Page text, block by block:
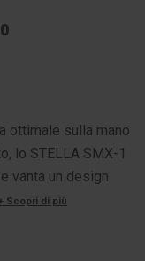
ottimale sulla mano
lo STELLA SMX-1
vanta un design
Scopri di più